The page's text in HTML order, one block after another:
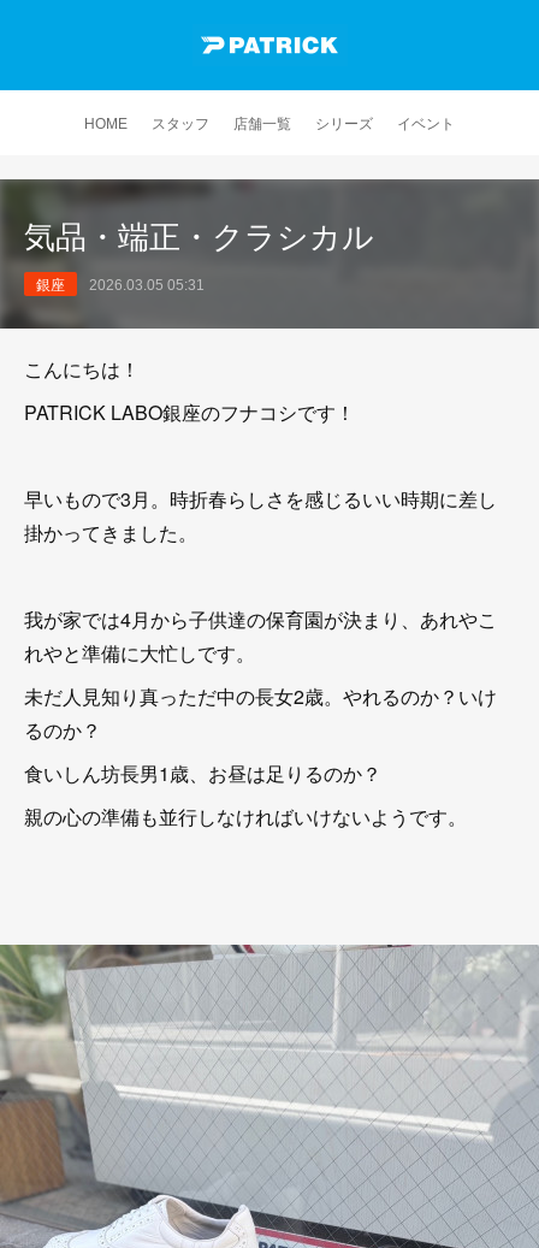
HOME スタッフ 店舗一覧 シリーズ イベント
気品・端正・クラシカル
銀座 2026.03.05 05:31
こんにちは！
PATRICK LABO銀座のフナコシです！
早いもので3月。時折春らしさを感じるいい時期に差し
掛かってきました。
我が家では4月から子供達の保育園が決まり、あれやこ
れやと準備に大忙しです。
未だ人見知り真っただ中の長女2歳。やれるのか？いけ
るのか？
食いしん坊長男1歳、お昼は足りるのか？
親の心の準備も並行しなければいけないようです。